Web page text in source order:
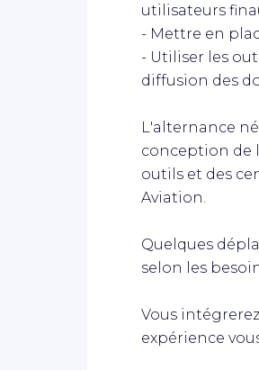
utilisateurs
- Mettre en
- Utiliser les
diffusion des
L'alternance
conception de
outils et des
Aviation.
Quelques
selon les
Vous
expérience